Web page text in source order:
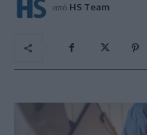
από HS Team